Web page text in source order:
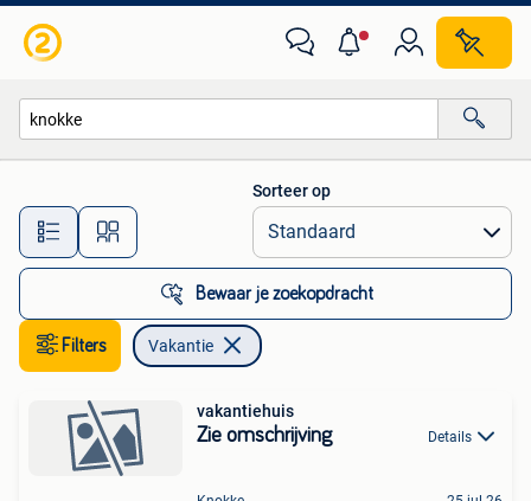
Alle afstanden…
Sorteer op
Bewaar je zoekopdracht
Filters Vakantie
vakantiehuis
Zie omschrijving Details